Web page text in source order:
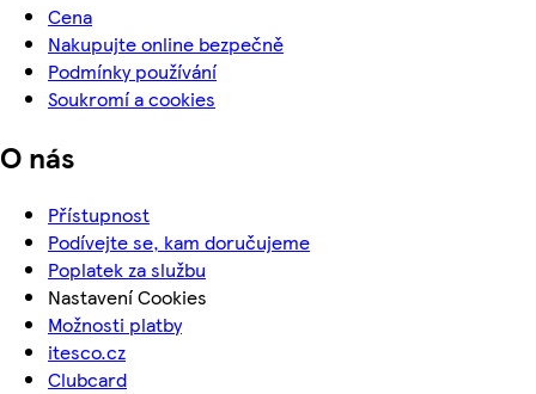
Cena
Nakupujte online bezpečně
Podmínky používání
Soukromí a cookies
O nás
Přístupnost
Podívejte se, kam doručujeme
Poplatek za službu
Nastavení Cookies
Možnosti platby
itesco.cz
Clubcard